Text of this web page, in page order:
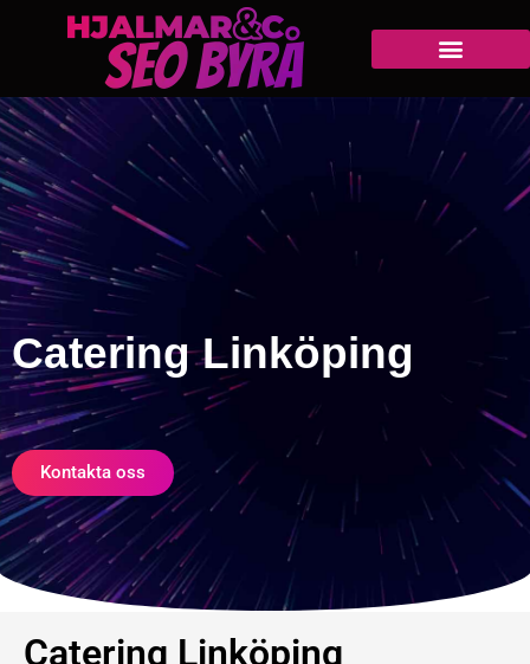
Catering Linköping
Kontakta oss
Catering Linköping